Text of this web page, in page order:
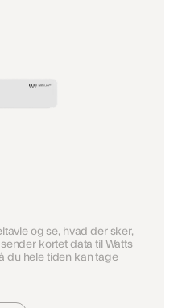
og se, hvad der sker,
kortet data til Watts
du hele tiden kan tage